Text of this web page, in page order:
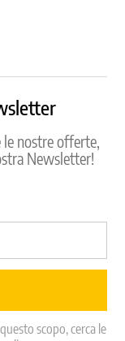
nostre offerte,
Newsletter!
scopo, cerca le